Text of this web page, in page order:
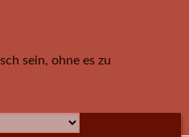
sein, ohne es zu